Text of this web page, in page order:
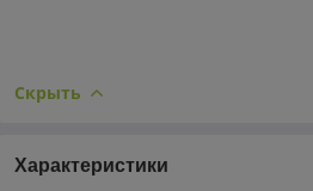
Скрыть
Характеристики